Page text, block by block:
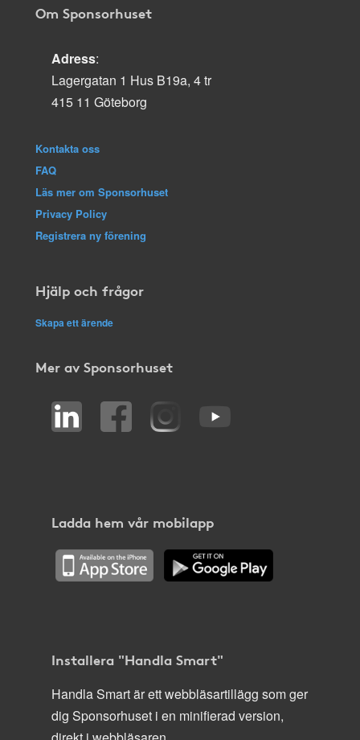
Om Sponsorhuset
Adress:
Lagergatan 1 Hus B19a, 4 tr
415 11 Göteborg
Kontakta oss
FAQ
Läs mer om Sponsorhuset
Privacy Policy
Registrera ny förening
Hjälp och frågor
Skapa ett ärende
Mer av Sponsorhuset
Ladda hem vår mobilapp
Installera "Handla Smart"
Handla Smart är ett webbläsartillägg som ger
dig Sponsorhuset i en minifierad version,